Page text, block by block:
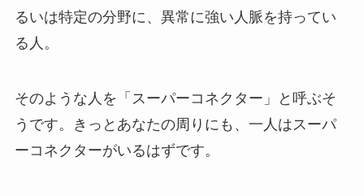
るいは特定の分野に、異常に強い人脈を持ってい
る人。
そのような人を「スーパーコネクター」と呼ぶそ
うです。きっとあなたの周りにも、一人はスーパ
ーコネクターがいるはずです。